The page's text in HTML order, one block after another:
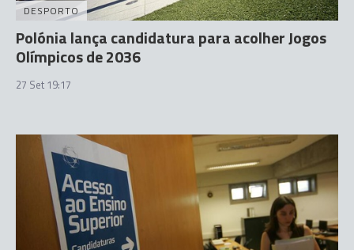
DESPORTO
Polónia lança candidatura para acolher Jogos
Olímpicos de 2036
27 Set 19:17